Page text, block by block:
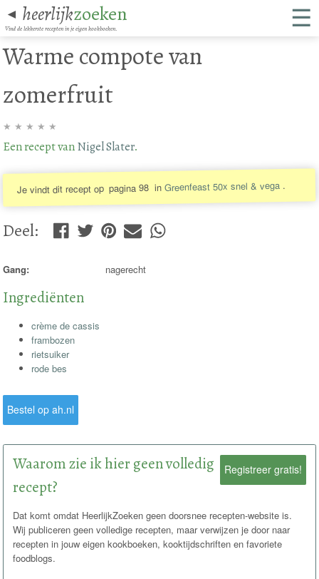
◄ heerlijkzoeken
Vind de lekkerste recepten in je eigen kookboeken. ☰
Warme compote van
zomerfruit
★ ★ ★ ★ ★
Een recept vanNigel Slater.
Je vindt dit recept op pagina 98 inGreenfeast 50x snel & vega .
Deel:
Gang: nagerecht
Ingrediënten
crème de cassis
frambozen
rietsuiker
rode bes
Bestel op ah.nl
Registreer gratis!
Waarom zie ik hier geen volledig
recept?
Dat komt omdat HeerlijkZoeken geen doorsnee recepten-website is.
Wij publiceren geen volledige recepten, maar verwijzen je door naar
recepten in jouw eigen kookboeken, kooktijdschriften en favoriete
foodblogs.